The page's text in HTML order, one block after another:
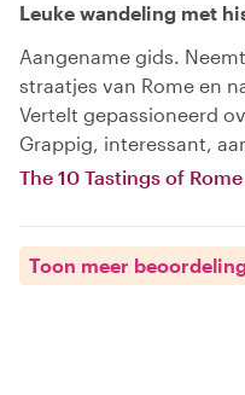
Leuke wandeling met
Aangename gids.
straatjes van Rome en
Vertelt gepassioneerd
Grappig, interessant,
The 10 Tastings of Rome
Toon meer